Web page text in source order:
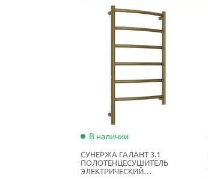
В наличии
СУНЕРЖА ГАЛАНТ 3.1
ПОЛОТЕНЦЕСУШИТЕЛЬ
ЭЛЕКТРИЧЕСКИЙ